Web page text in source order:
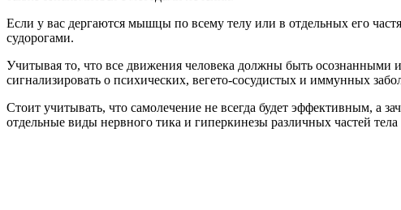
Если у вас дергаются мышцы по всему телу или в отдельных его
судорогами.
Учитывая то, что все движения человека должны быть осознанными
сигнализировать о психических, вегето-сосудистых и иммунных
Стоит учитывать, что самолечение не всегда будет эффективным, а
отдельные виды нервного тика и гиперкинезы различных частей